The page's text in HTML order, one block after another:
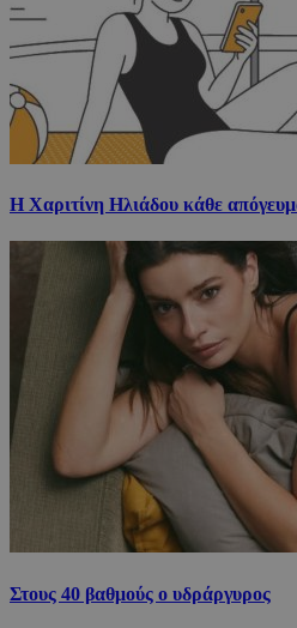
Η Χαριτίνη Ηλιάδου κάθε
Στους 40 βαθμούς ο υδράργυρος